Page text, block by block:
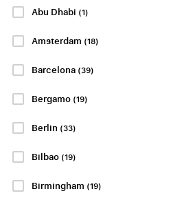
Abu Dhabi (1)
Amsterdam (18)
Barcelona(39)
Bergamo(19)
Berlin (33)
Bilbao(19)
Birmingham (19)
Feyenoord Stadium,
2576 SEK
Visa Paket